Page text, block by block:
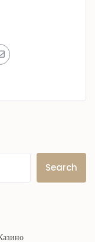
Search